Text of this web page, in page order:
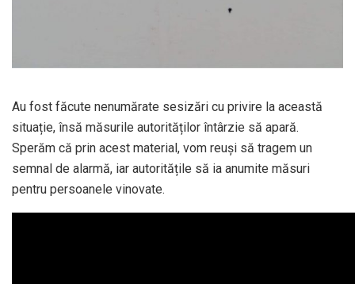
Au fost făcute nenumărate sesizări cu privire la această
situație, însă măsurile autorităților întârzie să apară.
Sperăm că prin acest material, vom reuși să tragem un
semnal de alarmă, iar autoritățile să ia anumite măsuri
pentru persoanele vinovate.